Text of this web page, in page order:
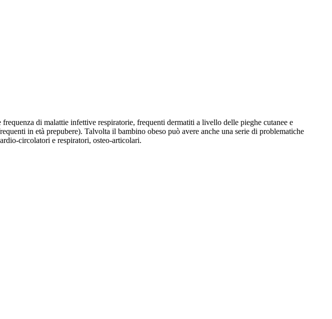
di malattie infettive respiratorie, frequenti dermatiti a livello delle pieghe cutanee e
in età prepubere). Talvolta il bambino obeso può avere anche una serie di problematiche
circolatori e respiratori, osteo-articolari.